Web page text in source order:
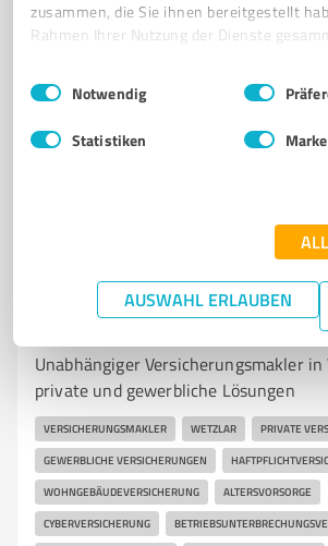
zusammen, die Sie ihnen bereitgestellt
Rahmen Ihrer Nutzung der Dienste
Impressum Datenschutzbestimmungen
Einwilligungsauswahl
Notwendig
Statistiken
AUSWAHL ERLAUBEN
SCHADENSFALL GEWERBEVERSICHERUNG
info@mastermaklerservice.de
Versicherungsdienstleistungen
Krause & Stahl
Unabhängiger Versicherungsmakler
private und gewerbliche Lösungen
VERSICHERUNGSMAKLER WETZLAR PRIVATE
GEWERBLICHE VERSICHERUNGEN
WOHNGEBÄUDEVERSICHERUNG ALTERSVORSORGE
CYBERVERSICHERUNG